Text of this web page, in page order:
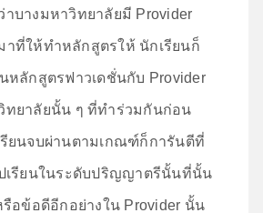
าบางมหาวิทยาลัยมี Provider
าที่ให้ทำหลักสูตรให้ นักเรียนก็
หลักสูตรฟาวเดชั่นกับ Provider
ทยาลัยนั้น ๆ ที่ทำร่วมกันก่อน
รียนจบผ่านตามเกณฑ์ก็การันตีที่
ปเรียนในระดับปริญญาตรีนั้นที่นั้น
รือข้อดีอีกอย่างใน Provider นั้น